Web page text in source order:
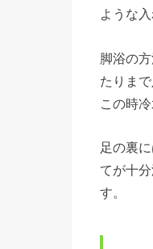
ような
脚浴の
たりま
この時
足の裏
てが十
す。